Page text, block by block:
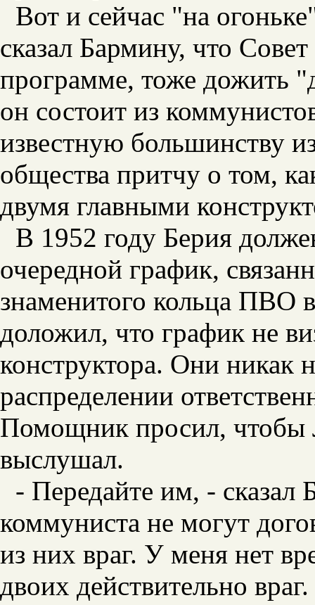
Вот и сейчас "на
сказал Бармину, что
программе, тоже дожить
он состоит из
известную большинству
общества притчу о том,
двумя главными
В 1952 году Берия
очередной график,
знаменитого кольца
доложил, что график не
конструктора. Они никак
распределении
Помощник просил, чтобы
выслушал.
- Передайте им, - сказал
коммуниста не могут
из них враг. У меня нет
двоих действительно